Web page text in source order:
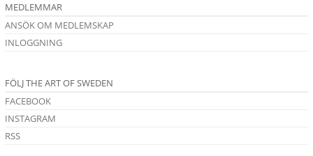
MEDLEMMAR
ANSÖK OM MEDLEMSKAP
INLOGGNING
FÖLJ THE ART OF SWEDEN
FACEBOOK
INSTAGRAM
RSS